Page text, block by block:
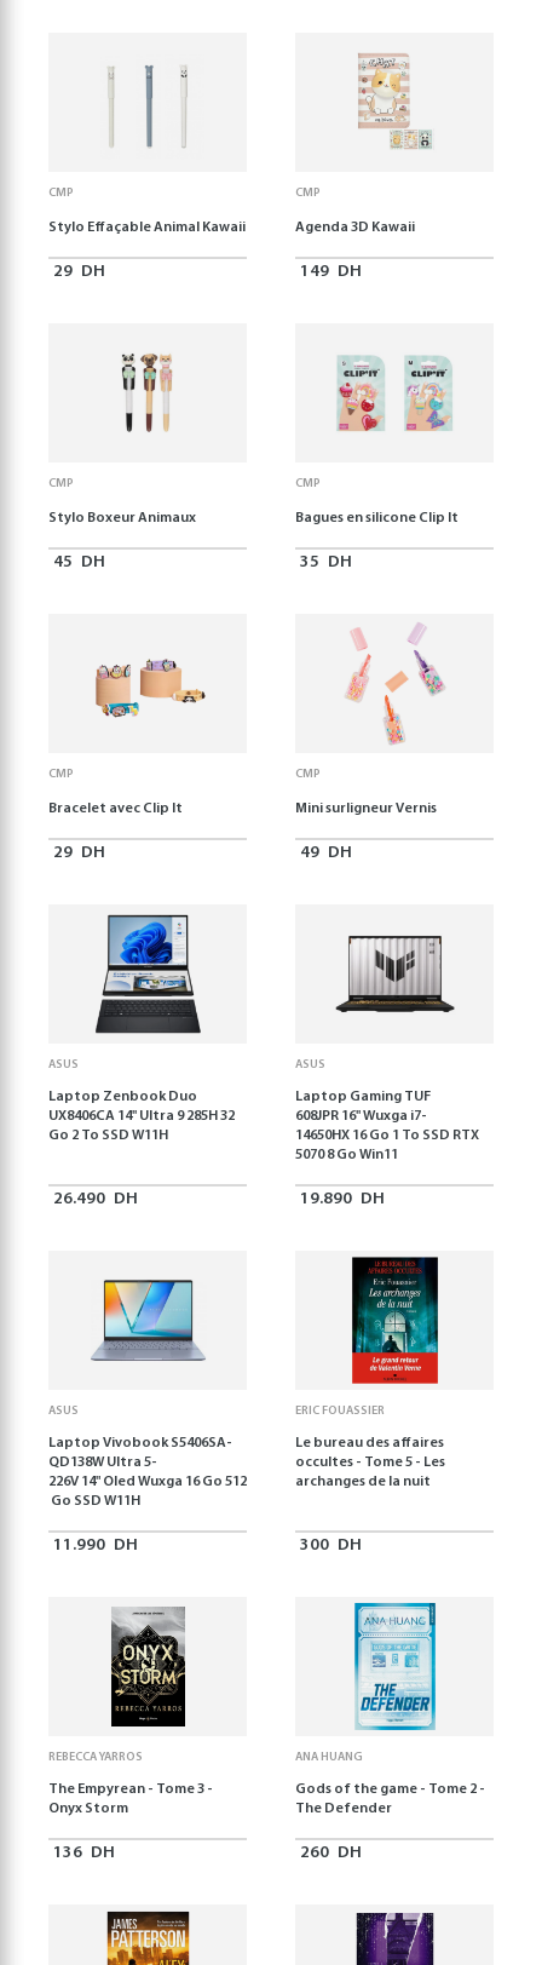
CMP
Stylo Effaçable Animal Kawaii
29 DH
CMP
Agenda 3D Kawaii
149 DH
CMP
Stylo Boxeur Animaux
45 DH
CMP
Bagues en silicone Clip It
35 DH
CMP
Bracelet avec Clip It
29 DH
CMP
Mini surligneur Vernis
49 DH
ASUS
Laptop Zenbook Duo
UX8406CA 14'' Ultra 9 285H 32
Go 2 To SSD W11H
26.490 DH
ASUS
Laptop Gaming TUF
608JPR 16'' Wuxga i7-
14650HX 16 Go 1 To SSD RTX
5070 8 Go Win11
19.890 DH
ASUS
Laptop Vivobook S5406SA-
QD138W Ultra 5-
226V 14" Oled Wuxga 16 Go 512
Go SSD W11H
11.990 DH
ERIC FOUASSIER
Le bureau des affaires
occultes - Tome 5 - Les
archanges de la nuit
300 DH
REBECCA YARROS
The Empyrean - Tome 3 -
Onyx Storm
136 DH
ANA HUANG
Gods of the game - Tome 2 -
The Defender
260 DH